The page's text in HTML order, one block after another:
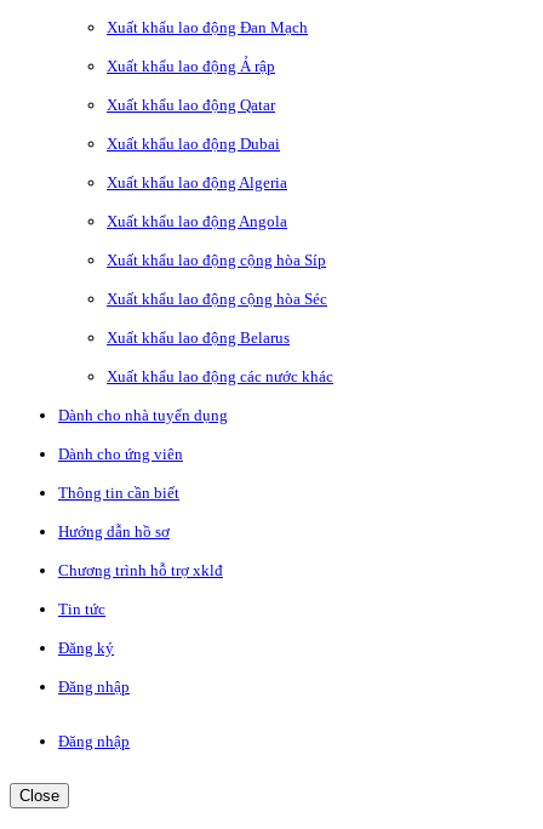
Xuất khẩu lao động Đan Mạch
Xuất khẩu lao động Ả rập
Xuất khẩu lao động Qatar
Xuất khẩu lao động Dubai
Xuất khẩu lao động Algeria
Xuất khẩu lao động Angola
Xuất khẩu lao động cộng hòa Síp
Xuất khẩu lao động cộng hòa Séc
Xuất khẩu lao động Belarus
Xuất khẩu lao động các nước khác
Dành cho nhà tuyển dụng
Dành cho ứng viên
Thông tin cần biết
Hướng dẫn hồ sơ
Chương trình hỗ trợ xklđ
Tin tức
Đăng ký
Đăng nhập
Đăng nhập
Close